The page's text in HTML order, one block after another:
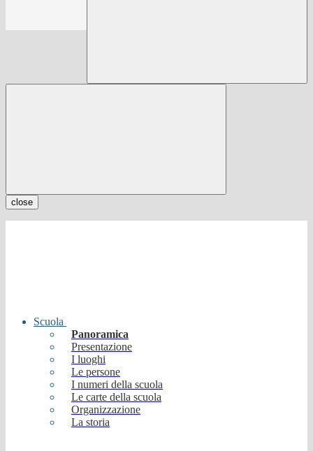
close
Scuola
Panoramica
Presentazione
I luoghi
Le persone
I numeri della scuola
Le carte della scuola
Organizzazione
La storia